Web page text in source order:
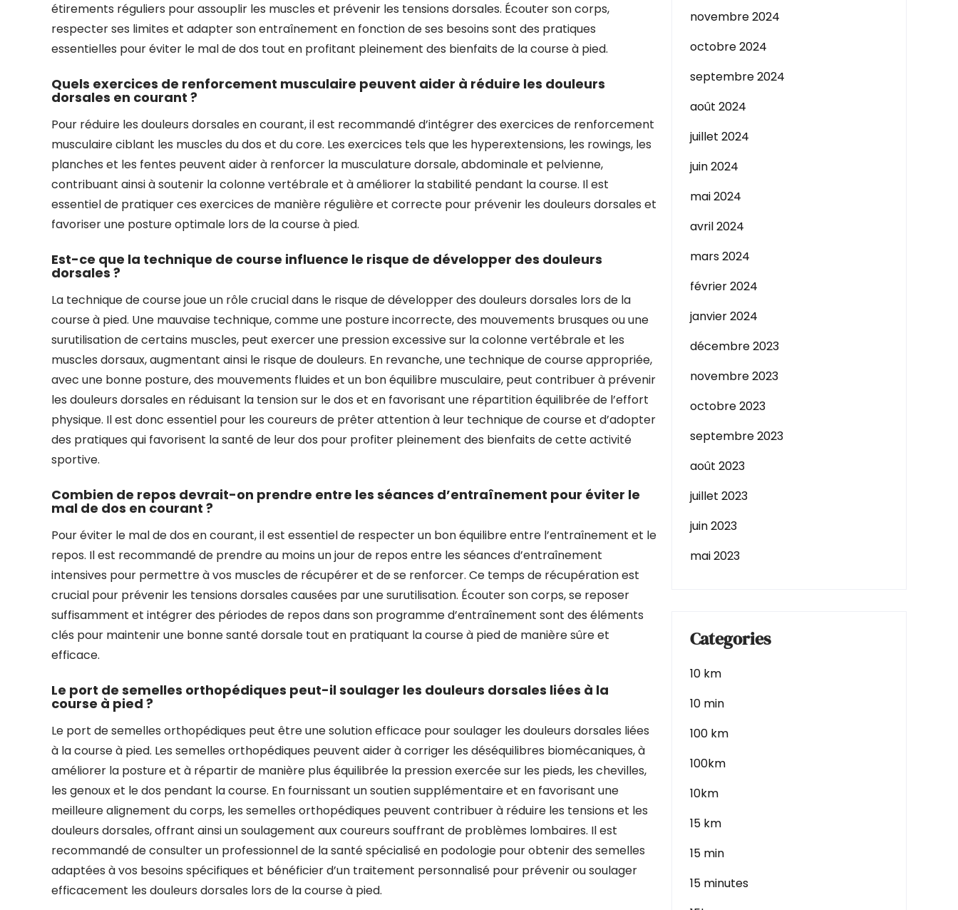
étirements réguliers pour assouplir les muscles et prévenir les tensions dorsales. Écouter son corps,
respecter ses limites et adapter son entraînement en fonction de ses besoins sont des pratiques
essentielles pour éviter le mal de dos tout en profitant pleinement des bienfaits de la course à pied.
Quels exercices de renforcement musculaire peuvent aider à réduire les douleurs
dorsales en courant ?
Pour réduire les douleurs dorsales en courant, il est recommandé d’intégrer des exercices de renforcement
musculaire ciblant les muscles du dos et du core. Les exercices tels que les hyperextensions, les rowings, les
planches et les fentes peuvent aider à renforcer la musculature dorsale, abdominale et pelvienne,
contribuant ainsi à soutenir la colonne vertébrale et à améliorer la stabilité pendant la course. Il est
essentiel de pratiquer ces exercices de manière régulière et correcte pour prévenir les douleurs dorsales et
favoriser une posture optimale lors de la course à pied.
Est-ce que la technique de course influence le risque de développer des douleurs
dorsales ?
La technique de course joue un rôle crucial dans le risque de développer des douleurs dorsales lors de la
course à pied. Une mauvaise technique, comme une posture incorrecte, des mouvements brusques ou une
surutilisation de certains muscles, peut exercer une pression excessive sur la colonne vertébrale et les
muscles dorsaux, augmentant ainsi le risque de douleurs. En revanche, une technique de course appropriée,
avec une bonne posture, des mouvements fluides et un bon équilibre musculaire, peut contribuer à prévenir
les douleurs dorsales en réduisant la tension sur le dos et en favorisant une répartition équilibrée de l’effort
physique. Il est donc essentiel pour les coureurs de prêter attention à leur technique de course et d’adopter
des pratiques qui favorisent la santé de leur dos pour profiter pleinement des bienfaits de cette activité
sportive.
Combien de repos devrait-on prendre entre les séances d’entraînement pour éviter le
mal de dos en courant ?
Pour éviter le mal de dos en courant, il est essentiel de respecter un bon équilibre entre l’entraînement et le
repos. Il est recommandé de prendre au moins un jour de repos entre les séances d’entraînement
intensives pour permettre à vos muscles de récupérer et de se renforcer. Ce temps de récupération est
crucial pour prévenir les tensions dorsales causées par une surutilisation. Écouter son corps, se reposer
suffisamment et intégrer des périodes de repos dans son programme d’entraînement sont des éléments
clés pour maintenir une bonne santé dorsale tout en pratiquant la course à pied de manière sûre et
efficace.
Le port de semelles orthopédiques peut-il soulager les douleurs dorsales liées à la
course à pied ?
Le port de semelles orthopédiques peut être une solution efficace pour soulager les douleurs dorsales liées
à la course à pied. Les semelles orthopédiques peuvent aider à corriger les déséquilibres biomécaniques, à
améliorer la posture et à répartir de manière plus équilibrée la pression exercée sur les pieds, les chevilles,
les genoux et le dos pendant la course. En fournissant un soutien supplémentaire et en favorisant une
meilleure alignement du corps, les semelles orthopédiques peuvent contribuer à réduire les tensions et les
douleurs dorsales, offrant ainsi un soulagement aux coureurs souffrant de problèmes lombaires. Il est
recommandé de consulter un professionnel de la santé spécialisé en podologie pour obtenir des semelles
adaptées à vos besoins spécifiques et bénéficier d’un traitement personnalisé pour prévenir ou soulager
efficacement les douleurs dorsales lors de la course à pied.
novembre 2024
octobre 2024
septembre 2024
août 2024
juillet 2024
juin 2024
mai 2024
avril 2024
mars 2024
février 2024
janvier 2024
décembre 2023
novembre 2023
octobre 2023
septembre 2023
août 2023
juillet 2023
juin 2023
mai 2023
Categories
10 km
10 min
100 km
100km
10km
15 km
15 min
15 minutes